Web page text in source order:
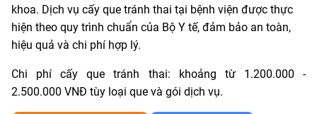
khoa. Dịch vụ cấy que tránh thai tại bệnh viện được thực
hiện theo quy trình chuẩn của Bộ Y tế, đảm bảo an toàn,
hiệu quả và chi phí hợp lý.
Chi phí cấy que tránh thai: khoảng từ 1.200.000 -
2.500.000 VNĐ tùy loại que và gói dịch vụ.